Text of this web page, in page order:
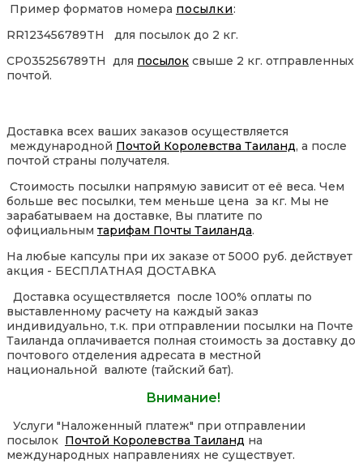
Пример форматов номера посылки:
RR123456789TH для посылок до 2 кг.
CP035256789TH для посылок свыше 2 кг. отправленных
почтой.
Доставка всех ваших заказов осуществляется
международной Почтой Королевства Таиланд, а после
почтой страны получателя.
Стоимость посылки напрямую зависит от её веса. Чем
больше вес посылки, тем меньше цена за кг. Мы не
зарабатываем на доставке, Вы платите по
официальным тарифам Почты Таиланда.
На любые капсулы при их заказе от 5000 руб. действует
акция - БЕСПЛАТНАЯ ДОСТАВКА
Доставка осуществляется после 100% оплаты по
выставленному расчету на каждый заказ
индивидуально, т.к. при отправлении посылки на Почте
Таиланда оплачивается полная стоимость за доставку до
почтового отделения адресата в местной
национальной валюте (тайский бат).
Внимание!
Услуги "Наложенный платеж" при отправлении
посылок Почтой Королевства Таиланд на
международных направлениях не существует.